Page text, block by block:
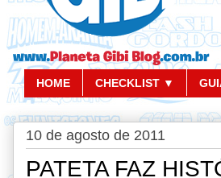
HOME CHECKLIST ▼
10 de agosto de 2011
PATETA FAZ